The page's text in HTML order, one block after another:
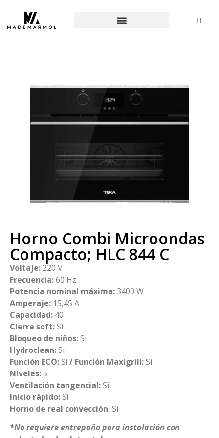
Horno Combi Microondas
Compacto; HLC 844 C
Voltaje: 220 V
Frecuencia:60 Hz
Potencia nominal máxima:3400 W
Amperaje: 15,45 A
Capacidad: 40
Cierre soft:Si
Bloqueo de niños:Si
Hydroclean:Si
Función ECO:Si / Función Maxigrill:Si
Niveles:5
Ventilación tangencial:Si
Inicio rápido:Si
Horno de real convección:Si
*No requiere entrepaño para instalación con